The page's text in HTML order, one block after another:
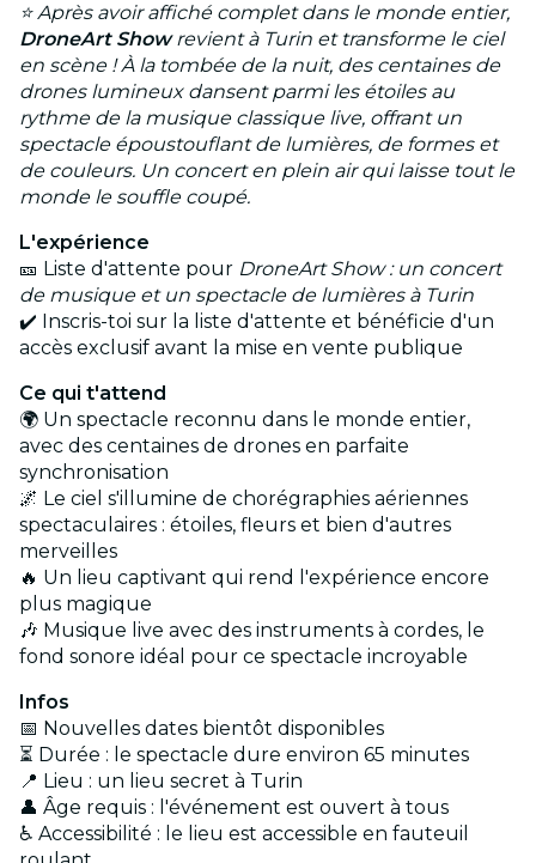
⭐ Après avoir affiché complet dans le monde entier,
DroneArt Showrevient à Turin et transforme le ciel
en scène ! À la tombée de la nuit, des centaines de
drones lumineux dansent parmi les étoiles au
rythme de la musique classique live, offrant un
spectacle époustouflant de lumières, de formes et
de couleurs. Un concert en plein air qui laisse tout le
monde le souffle coupé.
L'expérience
🎫 Liste d'attente pour DroneArt Show : un concert
de musique et un spectacle de lumières à Turin
✔️ Inscris-toi sur la liste d'attente et bénéficie d'un
accès exclusif avant la mise en vente publique
Ce qui t'attend
🌍 Un spectacle reconnu dans le monde entier,
avec des centaines de drones en parfaite
synchronisation
🌌 Le ciel s'illumine de chorégraphies aériennes
spectaculaires : étoiles, fleurs et bien d'autres
merveilles
🔥 Un lieu captivant qui rend l'expérience encore
plus magique
🎶 Musique live avec des instruments à cordes, le
fond sonore idéal pour ce spectacle incroyable
Infos
📅 Nouvelles dates bientôt disponibles
⏳ Durée : le spectacle dure environ 65 minutes
📍 Lieu : un lieu secret à Turin
👤 Âge requis : l'événement est ouvert à tous
♿ Accessibilité : le lieu est accessible en fauteuil